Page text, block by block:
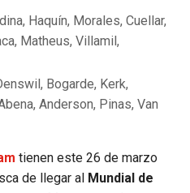
Haquín, Morales, Cuellar,
Matheus, Villamil,
Bogarde, Kerk,
Anderson, Pinas, Van
tienen este 26 de marzo
de llegar al Mundial de